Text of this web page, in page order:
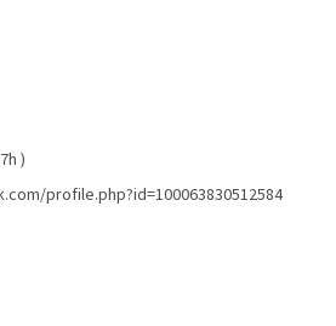
)
profile.php?id=100063830512584